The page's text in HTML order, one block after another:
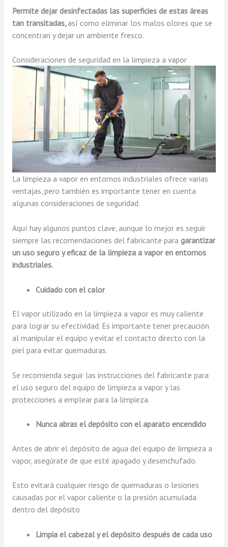
Permite dejar desinfectadas las superficies de estas áreas
tan transitadas,así como eliminar los malos olores que se
concentran y dejar un ambiente fresco.
Consideraciones de seguridad en la limpieza a vapor
La limpieza a vapor en entornos industriales ofrece varias
ventajas, pero también es importante tener en cuenta
algunas consideraciones de seguridad.
Aquí hay algunos puntos clave, aunque lo mejor es seguir
siempre las recomendaciones del fabricante para garantizar
un uso seguro y eficaz de la limpieza a vapor en entornos
industriales.
Cuidado con el calor
El vapor utilizado en la limpieza a vapor es muy caliente
para lograr su efectividad. Es importante tener precaución
al manipular el equipo y evitar el contacto directo con la
piel para evitar quemaduras.
Se recomienda seguir las instrucciones del fabricante para
el uso seguro del equipo de limpieza a vapor y las
protecciones a emplear para la limpieza.
Nunca abras el depósito con el aparato encendido
Antes de abrir el depósito de agua del equipo de limpieza a
vapor, asegúrate de que esté apagado y desenchufado.
Esto evitará cualquier riesgo de quemaduras o lesiones
causadas por el vapor caliente o la presión acumulada
dentro del depósito
Limpia el cabezal y el depósito después de cada uso